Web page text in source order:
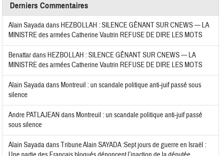
Derniers Commentaires
Alain Sayadadans HEZBOLLAH : SILENCE GÊNANT SUR CNEWS — LA
MINISTRE des armées Catherine Vautrin REFUSE DE DIRE LES MOTS
Benattardans HEZBOLLAH : SILENCE GÊNANT SUR CNEWS — LA
MINISTRE des armées Catherine Vautrin REFUSE DE DIRE LES MOTS
Alain Sayadadans Montreuil : un scandale politique anti-juif passé sous
silence
Andre PATLAJEAN dans Montreuil : un scandale politique anti-juif passé
sous silence
Alain SayadadansTribune Alain SAYADA :Sept jours de guerre en Israël :